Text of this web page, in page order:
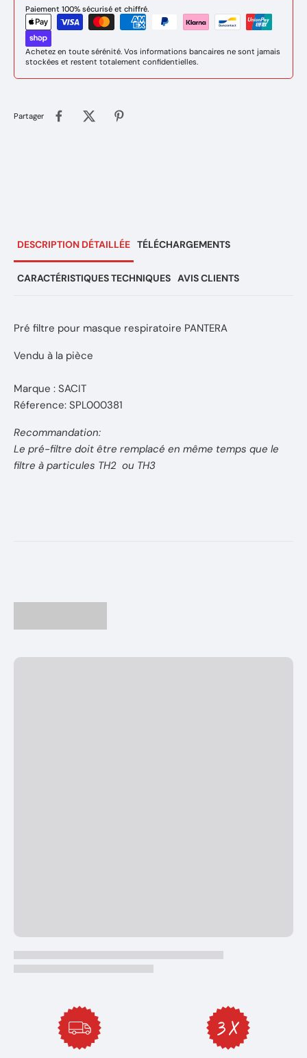
Paiement 100% sécurisé et chiffré.
Achetez en toute sérénité. Vos informations bancaires ne sont jamais
stockées et restent totalement confidentielles.
Partager
DESCRIPTION DÉTAILLÉE TÉLÉCHARGEMENTS
CARACTÉRISTIQUES TECHNIQUES AVIS CLIENTS
Pré filtre pour masque respiratoire PANTERA
Vendu à la pièce
Marque : SACIT
Réference: SPL000381
Recommandation:
Le pré-filtre doit être remplacé en même temps que le
filtre à particules TH2 ou TH3